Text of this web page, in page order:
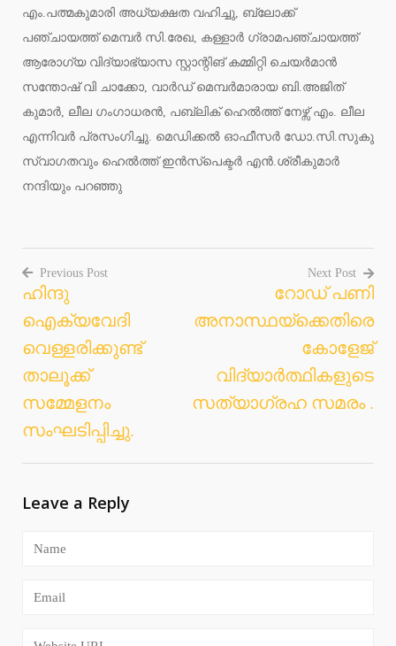
എം.പത്മകുമാരി അധ്യക്ഷത വഹിച്ചു, ബ്ലോക്ക്‌
പഞ്ചായത്ത്‌ മെമ്പർ സി.രേഖ, കള്ളാർ ഗ്രാമപഞ്ചായത്ത്
ആരോഗ്യ വിദ്യാഭ്യാസ സ്റ്റാന്റിങ് കമ്മിറ്റി ചെയർമാൻ
സന്തോഷ്‌ വി ചാക്കോ, വാർഡ് മെമ്പർമാരായ ബി.അജിത്‌
കുമാർ, ലീല ഗംഗാധരൻ, പബ്ലിക് ഹെൽത്ത്‌ നേഴ്സ് എം. ലീല
എന്നിവർ പ്രസംഗിച്ചു. മെഡിക്കൽ ഓഫീസർ ഡോ.സി.സുകു
സ്വാഗതവും ഹെൽത്ത്‌ ഇൻസ്‌പെക്ടർ എൻ.ശ്രീകുമാർ
നന്ദിയും പറഞ്ഞു
Post
navigation
Previous Post
ഹിന്ദു
ഐക്യവേദി
വെള്ളരിക്കുണ്ട്
താലൂക്ക്
സമ്മേളനം
സംഘടിപ്പിച്ചു.
Next Post
റോഡ് പണി
അനാസ്ഥയ്ക്കെതിരെ
കോളേജ്
വിദ്യാർത്ഥികളുടെ
സത്യാഗ്രഹ സമരം .
Leave a Reply